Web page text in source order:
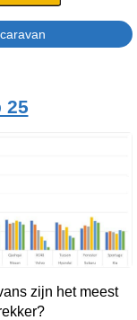
25
zijn het meest